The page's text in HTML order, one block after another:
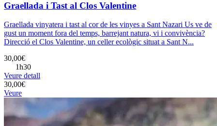
Graellada i Tast al Clos Valentine
Graellada vinyatera i tast al cor de les vinyes a Sant Nazari Us ve de
gust un moment fora del temps, barrejant natura, vi i convivència?
Direcció el Clos Valentine, un celler ecològic situat a Sant N...
30,00€
1h30
Veure detall
30,00€
Veure